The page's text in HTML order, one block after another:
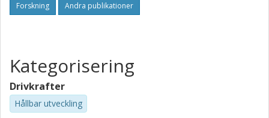
Forskning Andra publikationer
Kategorisering
Drivkrafter
Hållbar utveckling